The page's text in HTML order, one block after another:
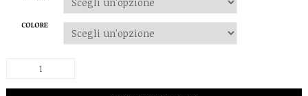
COLORE
1019W